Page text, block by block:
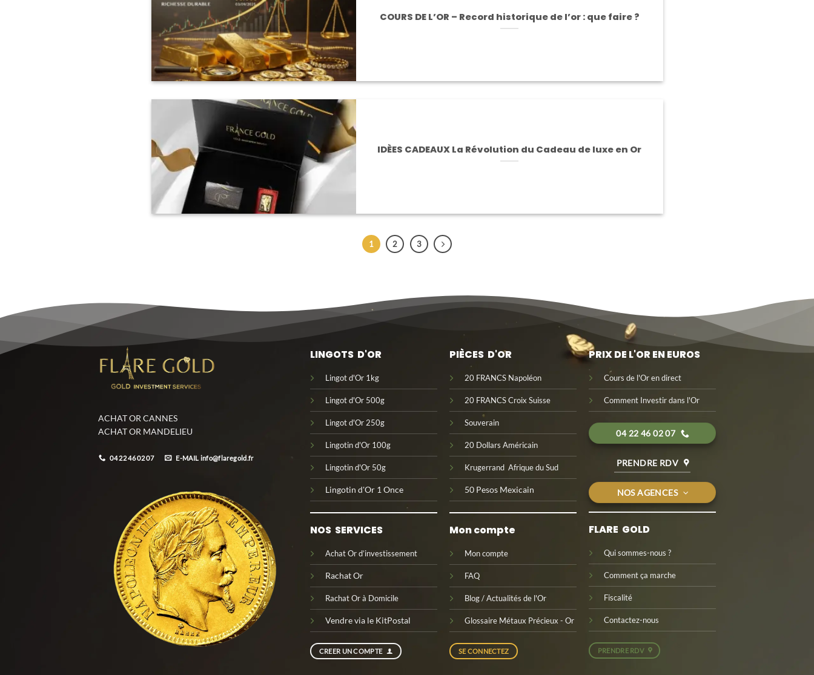
COURS DE L’OR – Record historique de l’or : que faire ?
IDÈES CADEAUX La Révolution du Cadeau de luxe en Or
1 2 3
ACHAT OR CANNES
ACHAT OR MANDELIEU
04 22 46 02 07 E-MAIL info@flaregold.fr
LINGOTS D'OR
Lingot d'Or 1kg
Lingot d'Or 500g
Lingot d'Or 250g
Lingotin d'Or 100g
Lingotin d'Or 50g
Lingotin d'Or 1 Once
NOS SERVICES
Achat Or d’investissement
Rachat Or
Rachat Or à Domicile
Vendre via le KitPostal
CREER UN COMPTE
PIÈCES D'OR
20 FRANCS Napoléon
20 FRANCS Croix Suisse
Souverain
20 Dollars Américain
Krugerrand Afrique du Sud
50 Pesos Mexicain
Mon compte
Mon compte
FAQ
Blog/Actualités de l'Or
Glossaire Métaux Précieux - Or
SE CONNECTEZ
PRIX DE L'OR EN EUROS
Cours de l'Or en direct
Comment Investir dans l'Or
04 22 46 02 07
PRENDRE RDV
NOS AGENCES
FLARE GOLD
Qui sommes-nous ?
Comment ça marche
Fiscalité
Contactez-nous
PRENDRE RDV